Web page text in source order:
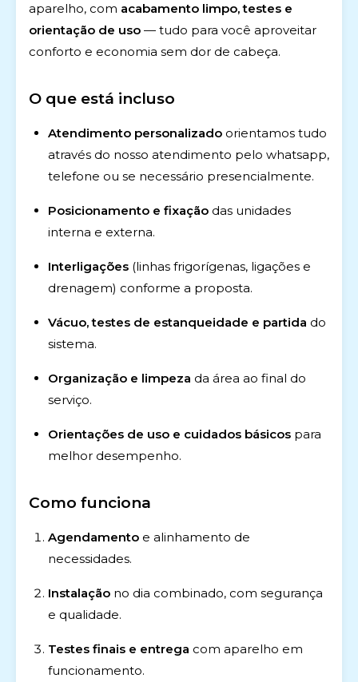
aparelho, com acabamento limpo, testes e
orientação de uso — tudo para você aproveitar
conforto e economia sem dor de cabeça.
O que está incluso
Atendimento personalizado orientamos tudo
através do nosso atendimento pelo whatsapp,
telefone ou se necessário presencialmente.
Posicionamento e fixação das unidades
interna e externa.
Interligações (linhas frigorígenas, ligações e
drenagem) conforme a proposta.
Vácuo, testes de estanqueidade e partida do
sistema.
Organização e limpeza da área ao final do
serviço.
Orientações de uso e cuidados básicos para
melhor desempenho.
Como funciona
Agendamento e alinhamento de
necessidades.
Instalação no dia combinado, com segurança
e qualidade.
Testes finais e entrega com aparelho em
funcionamento.